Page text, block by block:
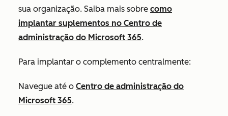
sua organização. Saiba mais sobre como
implantar suplementos no Centro de
administração do Microsoft 365.
Para implantar o complemento centralmente:
Navegue até o Centro de administração do
Microsoft 365.